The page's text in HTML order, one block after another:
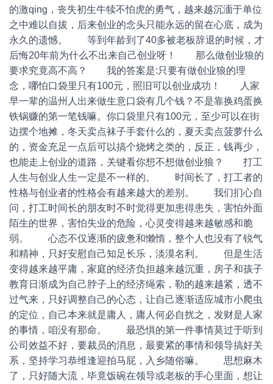
的激qing，丧失初生牛犊不怕虎的勇气，越来越沉湎于单位
之中难以自拔，后来创业的念头只能永远的留在心底，成为
永久的遗憾。 等到年龄到了40多被老板辞退的时候，才
后悔20年前为什么不出来自己创业呀！ 那么做创业狼的
要求究竟高不高？ 我的答案是:只要有做创业狼的理
念，哪怕口袋里只有100元，照旧可以创业成功！ 人家
早一辈的温州人出来做生意口袋有几个钱？不是靠换鸡蛋换
铁锅赚的第一笔钱嘛。你口袋里只有100元，至少可以在街
边摆个地摊，冬天卖点袜子手套什么的，夏天卖点菠萝什么
的，资金充足一点后可以搞个烧烤之类的，反正，钱再少，
也能走上创业的道路，关键看你想不想做创业狼？ 打工
人生与创业人生一定是不一样的。 时间长了，打工者的
性格与创业者的性格会有越来越大的差别。 我们扪心自
问，打工时间长的朋友时不时觉得更加患得患失，害怕外面
陌生的世界，害怕失业的危险，心灵变得越来越敏感和脆
弱。 心态不仅逐渐的疲惫和懒惰，整个人也没有了锐气
和精神，只好安慰自己知足长乐，淡漠名利。 但是生活
变得越来越平庸，家庭的经济负担越来越沉重，房子和孩子
教育日渐成为自己脖子上的经济绳索，勒的越来越紧，透不
过气来，只好调整自己的心态，让自己逐渐适应城市小爬虫
的定位，自己本来就是庸人，庸人何必自扰之，发财是人家
的事情，咱没有那命。 最恐惧的第一件事情莫过于听到
公司效益不好，要裁员的消息，最要紧的事情和领导搞好关
系，坚持学习恭维逢迎拍马屁，入乡随俗嘛。 思想麻木
了，只好随大流，毕竟饭碗在领导或老板的手心里面，想让